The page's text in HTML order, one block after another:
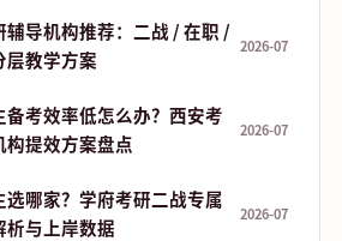
辅导机构推荐：二战 / 在职 /
层教学方案
2026-07
备考效率低怎么办？西安考
构提效方案盘点
2026-07
选哪家？学府考研二战专属
析与上岸数据
2026-07